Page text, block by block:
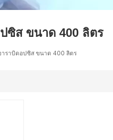
ซิส ขนาด 400 ลิตร
าราบิดอปซิส ขนาด 400 ลิตร